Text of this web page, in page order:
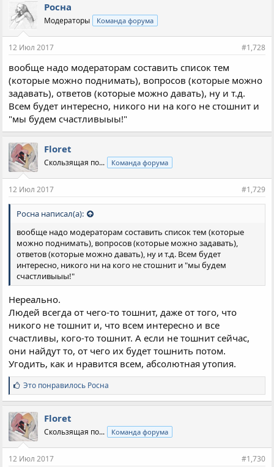
Росна
Модераторы Команда форума
12 Июл 2017 #1,728
вообще надо модераторам составить список тем
(которые можно поднимать), вопросов (которые можно
задавать), ответов (которые можно давать), ну и т.д.
Всем будет интересно, никого ни на кого не стошнит и
"мы будем счастливыыы!"
Floret
Скользящая по... Команда форума
12 Июл 2017 #1,729
Росна написал(а):
вообще надо модераторам составить список тем (которые
можно поднимать), вопросов (которые можно задавать),
ответов (которые можно давать), ну и т.д. Всем будет
интересно, никого ни на кого не стошнит и "мы будем
счастливыыы!"
Нереально.
Людей всегда от чего-то тошнит, даже от того, что
никого не тошнит и, что всем интересно и все
счастливы, кого-то тошнит. А если не тошнит сейчас,
они найдут то, от чего их будет тошнить потом.
Угодить, как и нравится всем, абсолютная утопия.
С
и
м
п
а
т
и
:
Это понравилось Росна
Floret
Скользящая по... Команда форума
12 Июл 2017 #1,730